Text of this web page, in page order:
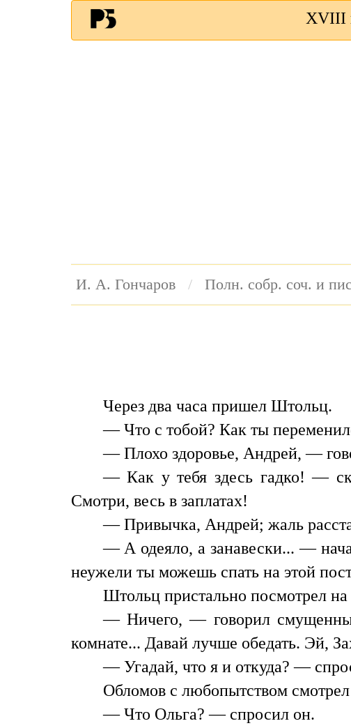
XVIII
И. А. Гончаров Полн. собр. соч. и
Через два часа пришел Штольц.
— Что с тобой? Как ты
— Плохо здоровье, Андрей, —
— Как у тебя здесь гадко! —
Смотри, весь в заплатах!
— Привычка, Андрей; жаль
— А одеяло, а занавески... —
неужели ты можешь спать на этой
Штольц пристально посмотрел
— Ничего, — говорил
комнате... Давай лучше обедать. Эй,
— Угадай, что я и откуда? —
Обломов с любопытством
— Что Ольга? — спросил он.